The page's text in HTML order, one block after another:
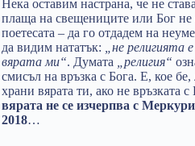
Нека оставим настрана, че не
плаща на свещениците или Бог не
поетесата – да го отдадем на
да видим нататък: „не религията
вярата ми“. Думата „религия“
смисъл на връзка с Бога. Е, кое
храни вярата ти, ако не връзката с
вярата не се изчерпва с
2018…